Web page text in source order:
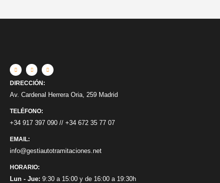
DIRECCIÓN:
Av. Cardenal Herrera Oria, 259 Madrid
TELÉFONO:
+34 917 397 090 // +34 672 35 77 07
EMAIL:
info@gestiautotramitaciones.net
HORARIO:
Lun - Jue: 9:30 a 15:00 y de 16:00 a 19:30h